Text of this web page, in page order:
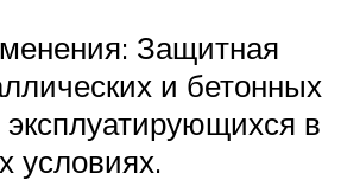
Защитная
и бетонных
эксплуатирующихся в
условиях.